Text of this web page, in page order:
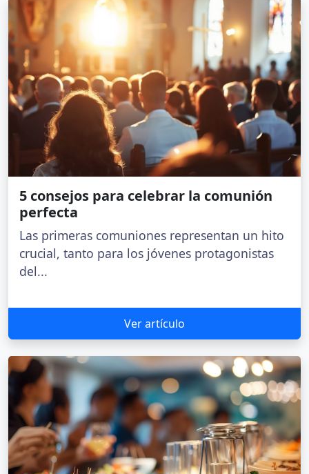
5 consejos para celebrar la comunión
perfecta
Las primeras comuniones representan un hito
crucial, tanto para los jóvenes protagonistas
del...
Ver artículo